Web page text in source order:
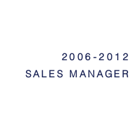
2006-2012
SALES MANAGER